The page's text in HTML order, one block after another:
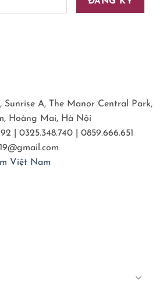
Sunrise A, The Manor Central Park,
Hoàng Mai, Hà Nội
| 0325.348.740 | 0859.666.651
Việt Nam